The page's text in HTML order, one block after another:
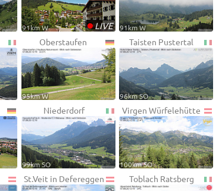
•LIVE
91km W 91km W
Oberstaufen
95km W
Taisten Pustertal
96km SO
Niederdorf
99km SO
Virgen Würfelehütte
100km SO
St.Veit in Defereggen Toblach Ratsberg